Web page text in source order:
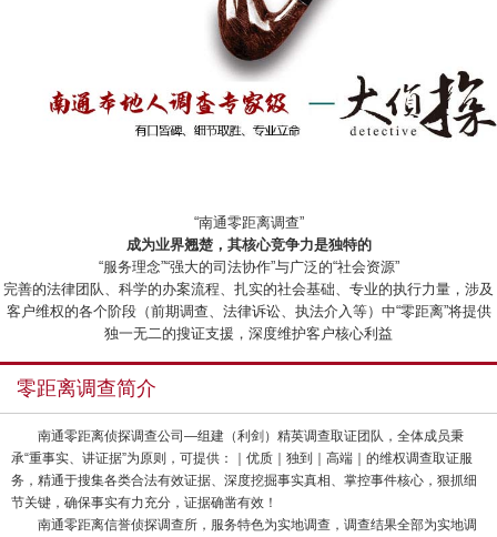
“南通零距离调查”
成为业界翘楚，其核心竞争力是独特的
“服务理念”“强大的司法协作”与广泛的“社会资源”
完善的法律团队、科学的办案流程、扎实的社会基础、专业的执行力量，涉及
客户维权的各个阶段（前期调查、法律诉讼、执法介入等）中“零距离”将提供
独一无二的搜证支援，深度维护客户核心利益
零距离调查简介
南通零距离侦探调查公司—组建（利剑）精英调查取证团队，全体成员秉
承“重事实、讲证据”为原则，可提供：｜优质｜独到｜高端｜的维权调查取证服
务，精通于搜集各类合法有效证据、深度挖掘事实真相、掌控事件核心，狠抓细
节关键，确保事实有力充分，证据确凿有效！
南通零距离信誉侦探调查所，服务特色为实地调查，调查结果全部为实地调